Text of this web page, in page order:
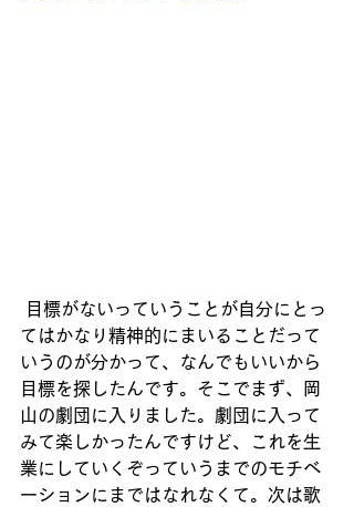
てはかなり精神的にまいることだって
いうのが分かって、なんでもいいから
目標を探したんです。そこでまず、岡
山の劇団に入りました。劇団に入って
みて楽しかったんですけど、これを生
業にしていくぞっていうまでのモチベ
ーションにまではなれなくて。次は歌